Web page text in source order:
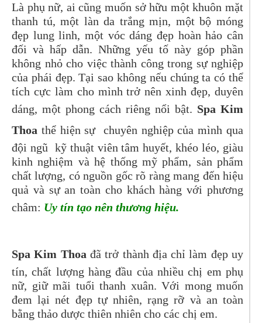
Là phụ nữ, ai cũng muốn sở hữu một khuôn mặt
thanh tú, một làn da trắng mịn, một bộ móng
đẹp lung linh, một vóc dáng đẹp hoàn hảo cân
đối và hấp dẫn. Những yếu tố này góp phần
không nhỏ cho việc thành công trong sự nghiệp
của phái đẹp. Tại sao không nếu chúng ta có thể
tích cực làm cho mình trở nên xinh đẹp, duyên
dáng, một phong cách riêng nổi bật. Spa Kim
Thoa thể hiện sự chuyên nghiệp của mình qua
đội ngũ kỹ thuật viên tâm huyết, khéo léo, giàu
kinh nghiệm và hệ thống mỹ phẩm, sản phẩm
chất lượng, có nguồn gốc rõ ràng mang đến hiệu
quả và sự an toàn cho khách hàng với phương
châm: Uy tín tạo nên thương hiệu.
Spa Kim Thoa đã trở thành địa chỉ làm đẹp uy
tín, chất lượng hàng đầu của nhiều chị em phụ
nữ, giữ mãi tuổi thanh xuân. Với mong muốn
đem lại nét đẹp tự nhiên, rạng rỡ và an toàn
bằng thảo dược thiên nhiên cho các chị em.